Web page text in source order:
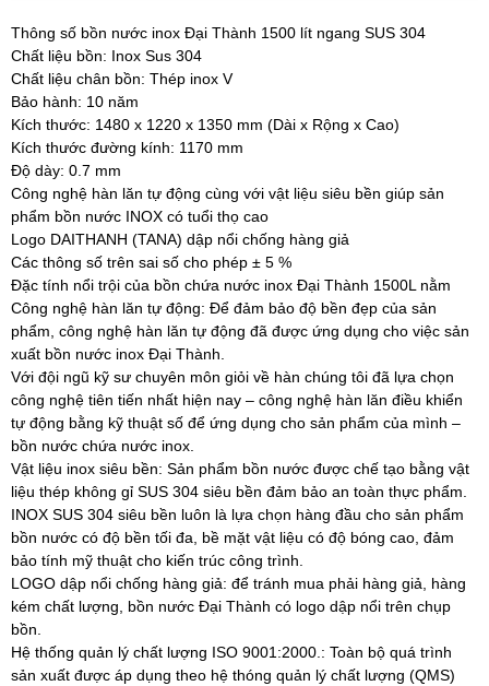
Thông số bồn nước inox Đại Thành 1500 lít ngang SUS 304
Chất liệu bồn: Inox Sus 304
Chất liệu chân bồn: Thép inox V
Bảo hành: 10 năm
Kích thước: 1480 x 1220 x 1350 mm (Dài x Rộng x Cao)
Kích thước đường kính: 1170 mm
Độ dày: 0.7 mm
Công nghệ hàn lăn tự động cùng với vật liệu siêu bền giúp sản
phẩm bồn nước INOX có tuổi thọ cao
Logo DAITHANH (TANA) dập nổi chống hàng giả
Các thông số trên sai số cho phép ± 5 %
Đặc tính nổi trội của bồn chứa nước inox Đại Thành 1500L nằm
Công nghệ hàn lăn tự động: Để đảm bảo độ bền đẹp của sản
phẩm, công nghệ hàn lăn tự động đã được ứng dụng cho việc sản
xuất bồn nước inox Đại Thành.
Với đội ngũ kỹ sư chuyên môn giỏi về hàn chúng tôi đã lựa chọn
công nghệ tiên tiến nhất hiện nay – công nghệ hàn lăn điều khiển
tự động bằng kỹ thuật số để ứng dụng cho sản phẩm của mình –
bồn nước chứa nước inox.
Vật liệu inox siêu bền: Sản phẩm bồn nước được chế tạo bằng vật
liệu thép không gỉ SUS 304 siêu bền đảm bảo an toàn thực phẩm.
INOX SUS 304 siêu bền luôn là lựa chọn hàng đầu cho sản phẩm
bồn nước có độ bền tối đa, bề mặt vật liệu có độ bóng cao, đảm
bảo tính mỹ thuật cho kiến trúc công trình.
LOGO dập nổi chống hàng giả: để tránh mua phải hàng giả, hàng
kém chất lượng, bồn nước Đại Thành có logo dập nổi trên chụp
bồn.
Hệ thống quản lý chất lượng ISO 9001:2000.: Toàn bộ quá trình
sản xuất được áp dụng theo hệ thóng quản lý chất lượng (QMS)